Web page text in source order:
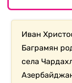
Иван
Баграмян
села